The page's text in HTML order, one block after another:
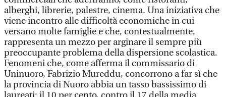
alberghi, librerie, palestre, cinema. Una iniziativa che
viene incontro alle difficoltà economiche in cui
versano molte famiglie e che, contestualmente,
rappresenta un mezzo per arginare il sempre più
preoccupante problema della dispersione scolastica.
Fenomeni che, come afferma il commissario di
Uninuoro, Fabrizio Mureddu, concorrono a far sì che
la provincia di Nuoro abbia un tasso bassissimo di